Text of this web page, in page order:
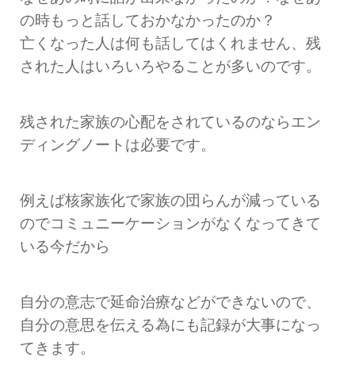
の時もっと話しておかなかったのか？
亡くなった人は何も話してはくれません、残
された人はいろいろやることが多いのです。
残された家族の心配をされているのならエン
ディングノートは必要です。
例えば核家族化で家族の団らんが減っている
のでコミュニーケーションがなくなってきて
いる今だから
自分の意志で延命治療などができないので、
自分の意思を伝える為にも記録が大事になっ
てきます。